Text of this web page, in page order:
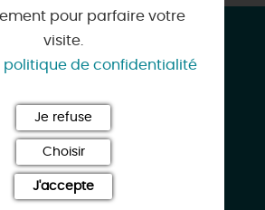
& LOCALISATION
Relais de Chasse
SAINT-GONDON
pour parfaire votre
visite.
politique de confidentialité
Je refuse
Choisir
J'accepte